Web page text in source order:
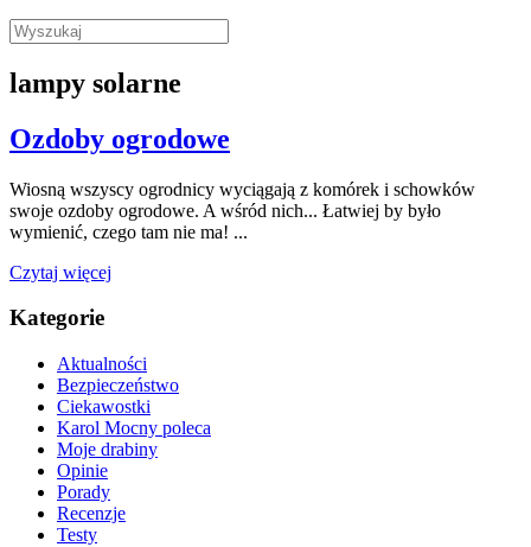
Wyszukaj:
lampy solarne
Ozdoby ogrodowe
Wiosną wszyscy ogrodnicy wyciągają z komórek i schowków
swoje ozdoby ogrodowe. A wśród nich... Łatwiej by było
wymienić, czego tam nie ma! ...
Czytaj więcej
Kategorie
Aktualności
Bezpieczeństwo
Ciekawostki
Karol Mocny poleca
Moje drabiny
Opinie
Porady
Recenzje
Testy